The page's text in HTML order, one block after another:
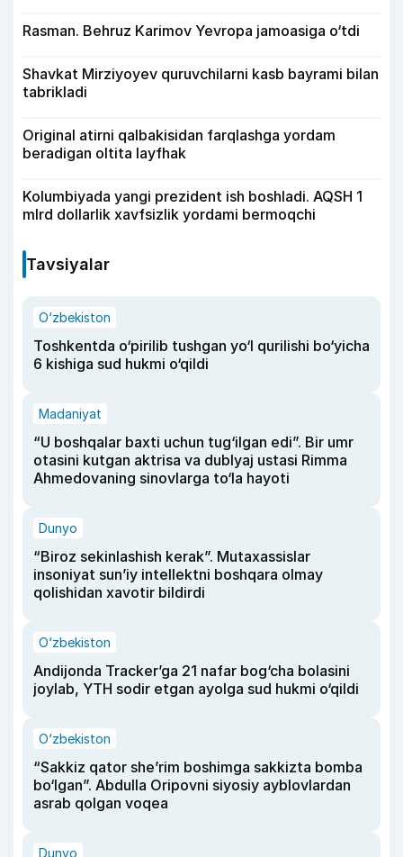
Rasman. Behruz Karimov Yevropa jamoasiga o‘tdi
Shavkat Mirziyoyev quruvchilarni kasb bayrami bilan
tabrikladi
Original atirni qalbakisidan farqlashga yordam
beradigan oltita layfhak
Kolumbiyada yangi prezident ish boshladi. AQSH 1
mlrd dollarlik xavfsizlik yordami bermoqchi
Tavsiyalar
O‘zbekiston
Toshkentda o‘pirilib tushgan yo‘l qurilishi bo‘yicha
6 kishiga sud hukmi o‘qildi
Madaniyat
“U boshqalar baxti uchun tug‘ilgan edi”. Bir umr
otasini kutgan aktrisa va dublyaj ustasi Rimma
Ahmedovaning sinovlarga to‘la hayoti
Dunyo
“Biroz sekinlashish kerak”. Mutaxassislar
insoniyat sun’iy intellektni boshqara olmay
qolishidan xavotir bildirdi
O‘zbekiston
Andijonda Tracker’ga 21 nafar bog‘cha bolasini
joylab, YTH sodir etgan ayolga sud hukmi o‘qildi
O‘zbekiston
“Sakkiz qator she’rim boshimga sakkizta bomba
bo‘lgan”. Abdulla Oripovni siyosiy ayblovlardan
asrab qolgan voqea
Dunyo